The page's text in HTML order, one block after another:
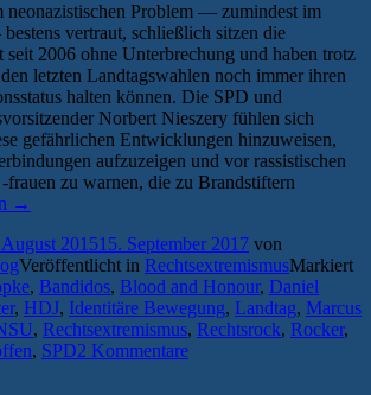
neonazistischen Problem — zumindest im
vertraut, schließlich sitzen die
seit 2006 ohne Unterbrechung und haben trotz
letzten Landtagswahlen noch immer ihren
halten können. Die SPD und
Norbert Nieszery fühlen sich
gefährlichen Entwicklungen hinzuweisen,
aufzuzeigen und vor rassistischen
frauen zu warnen, die zu Brandstiftern
→
August 201515. September 2017 von
Veröffentlicht in RechtsextremismusMarkiert
, Bandidos, Blood and Honour, Daniel
, HDJ, Identitäre Bewegung, Landtag, Marcus
, Rechtsextremismus, Rechtsrock, Rocker,
, SPD2 Kommentare